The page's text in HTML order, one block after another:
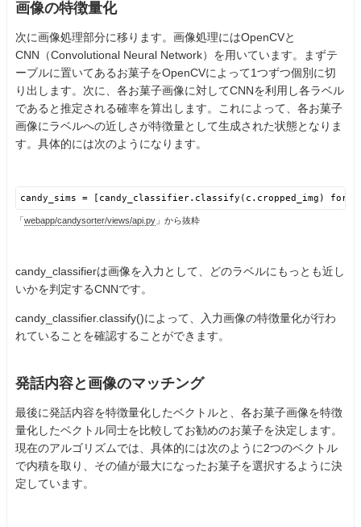
画像の特徴量化
次に画像処理部分に移ります。画像処理にはOpenCVと
CNN（Convolutional Neural Network）を用いています。まずテ
ーブルに置いてあるお菓子をOpenCVによって1つずつ個別に切
り出します。次に、各お菓子画像に対してCNNを利用し各ラベル
であると推定される確率を算出します。これによって、各お菓子
画像にラベルへの近しさが特徴量として生成された状態となりま
す。具体的には次のようになります。
candy_sims = [candy_classifier.classify(c.cropped_img) for
「webapp/candysorter/views/api.py 」から抜粋
candy_classifierは画像を入力として、どのラベルにもっとも近し
いかを判定するCNNです。
candy_classifier.classify()によって、入力画像の特徴量化が行わ
れていることを確認することができます。
発話内容と画像のマッチング
最後に発話内容を特徴量化したベクトルと、各お菓子画像を特徴
量化したベクトル同士を比較してお勧めのお菓子を決定します。
現在のアルゴリズムでは、具体的には次のように2つのベクトル
で内積を取り、その値が最大になったお菓子を選択するように決
定しています。